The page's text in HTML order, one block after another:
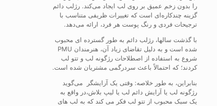
را بدون زخم عمیق بر روی لب ایجاد می‌کند. رژلب دائم
گزینه چندکاره‌ای است که تغییرات ظریفی متناسب با
ترجیحات فردی و رنگ پوست هر فرد، ارائه می‌دهد.
با گذشت سالها، رژلب دائم به طور گسترده ای محبوب
شده است و به دلیل تقاضای زیاد آن، هنرمندان PMU
شروع به استفاده از اصطلاحات رژگونه لب و تتو لب
کردند؛ که احتمالاً باعث سردرگمی مشتریان شده است.
بنابراین، به طور خلاصه: وقتی یک آرایشگر می‌گوید
رژگونه لب یا آرایش دائم لب یا لیپ بلاش،در واقع به
یک سبک محبوب از تتو لب فکر می کند که به لب های